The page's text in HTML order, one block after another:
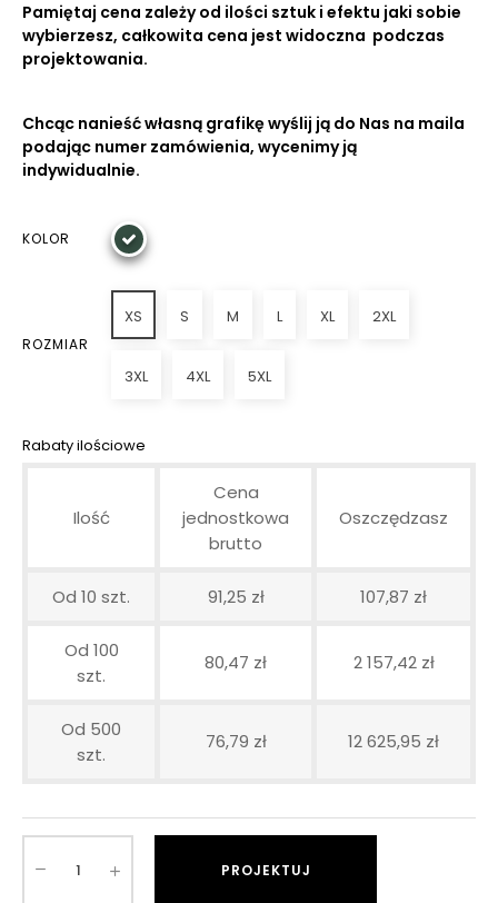
Pamiętaj cena zależy od ilości sztuk i efektu jaki sobie
wybierzesz, całkowita cena jest widoczna podczas
projektowania.
Chcąc nanieść własną grafikę wyślij ją do Nas na maila
podając numer zamówienia, wycenimy ją
indywidualnie.
KOLOR
ROZMIAR
XS S M L XL 2XL
3XL 4XL 5XL
Rabaty ilościowe
Ilość
Cena
jednostkowa
brutto
Oszczędzasz
Od 10 szt. 91,25 zł 107,87 zł
Od 100
szt.
80,47 zł 2 157,42 zł
Od 500
szt.
76,79 zł 12 625,95 zł
PROJEKTUJ